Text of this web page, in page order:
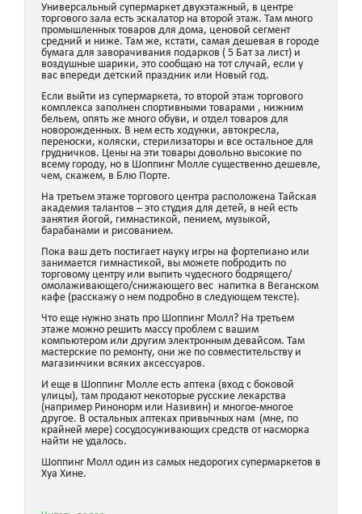
Универсальный супермаркет двухэтажный, в центре
торгового зала есть эскалатор на второй этаж. Там много
промышленных товаров для дома, ценовой сегмент
средний и ниже. Там же, кстати, самая дешевая в городе
бумага для заворачивания подарков ( 5 Бат за лист) и
воздушные шарики, это сообщаю на тот случай, если у
вас впереди детский праздник или Новый год.
Если выйти из супермаркета, то второй этаж торгового
комплекса заполнен спортивными товарами , нижним
бельем, опять же много обуви, и отдел товаров для
новорожденных. В нем есть ходунки, автокресла,
переноски, коляски, стерилизаторы и все остальное для
грудничков. Цены на эти товары довольно высокие по
всему городу, но в Шоппинг Молле существенно дешевле,
чем, скажем, в Блю Порте.
На третьем этаже торгового центра расположена Тайская
академия талантов – это студия для детей, в ней есть
занятия йогой, гимнастикой, пением, музыкой,
барабанами и рисованием.
Пока ваш деть постигает науку игры на фортепиано или
занимается гимнастикой, вы можете побродить по
торговому центру или выпить чудесного бодрящего/
омолаживающего/снижающего вес напитка в Веганском
кафе (расскажу о нем подробно в следующем тексте).
Что еще нужно знать про Шоппинг Молл? На третьем
этаже можно решить массу проблем с вашим
компьютером или другим электронным девайсом. Там
мастерские по ремонту, они же по совместительству и
магазинчики всяких аксессуаров.
И еще в Шоппинг Молле есть аптека (вход с боковой
улицы), там продают некоторые русские лекарства
(например Ринонорм или Називин) и многое-многое
другое. В остальных аптеках привычных нам (мне, по
крайней мере) сосудосуживающих средств от насморка
найти не удалось.
Шоппинг Молл один из самых недорогих супермаркетов в
Хуа Хине.